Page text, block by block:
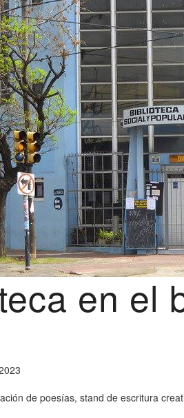
en el
de poesías, stand de escritura